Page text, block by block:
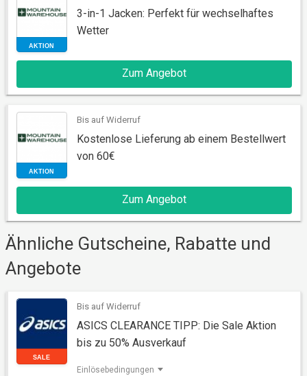
3-in-1 Jacken: Perfekt für wechselhaftes
Wetter
Zum Angebot
AKTION
Bis auf Widerruf
Kostenlose Lieferung ab einem Bestellwert
von 60€
Zum Angebot
Ähnliche Gutscheine, Rabatte und
Angebote
Bis auf Widerruf
ASICS CLEARANCE TIPP: Die Sale Aktion
bis zu 50% Ausverkauf
Einlösebedingungen